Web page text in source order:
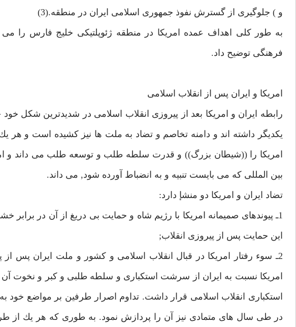
و ) جلوگيرى از گسترش نفوذ جمهورى اسلامى ايران در منطقه.(3)
به طور كلى اهداف عمده امريكا در منطقه ژئوپلتيكى خليج فارس را
فرهنگى توضيح داد.
امريكا و ايران پس از انقلاب اسلامى
رابطه ايران و امريكا بعد از پيروزى انقلاب اسلامى در شديدترين
يكديگر داشته اند و دامنه تخاصم و تضاد به ملت ها نيز كشيده است و هر
امريكا را ((شيطان بزرگ)) و قدرت سلطه طلب و توسعه طلب مى داند و
بين المللى كه مى بايست تنبيه و به انضباط آورده شود, مى داند.
تضاد ايران و امريكا دو منشإ دارد:
1ـ پيوندهاى صميمانه امريكا با رژيم شاه و حمايت بى دريغ از آن در برابر
اين حمايت پس از پيروزى انقلاب;
2ـ سوء رفتار امريكا در قبال انقلاب اسلامى و كشور و ملت ايران پس
امريكا نسبت به ايران از سرشت استكبارى و سلطه طلبى و كبر و نخوت
استكبارى انقلاب اسلامى قرار داشت. تداوم اصرار طرفين بر مواضع خود
در طى سال هاى متمادى نيز آن را پردازش نمود. به طورى كه هر يك از